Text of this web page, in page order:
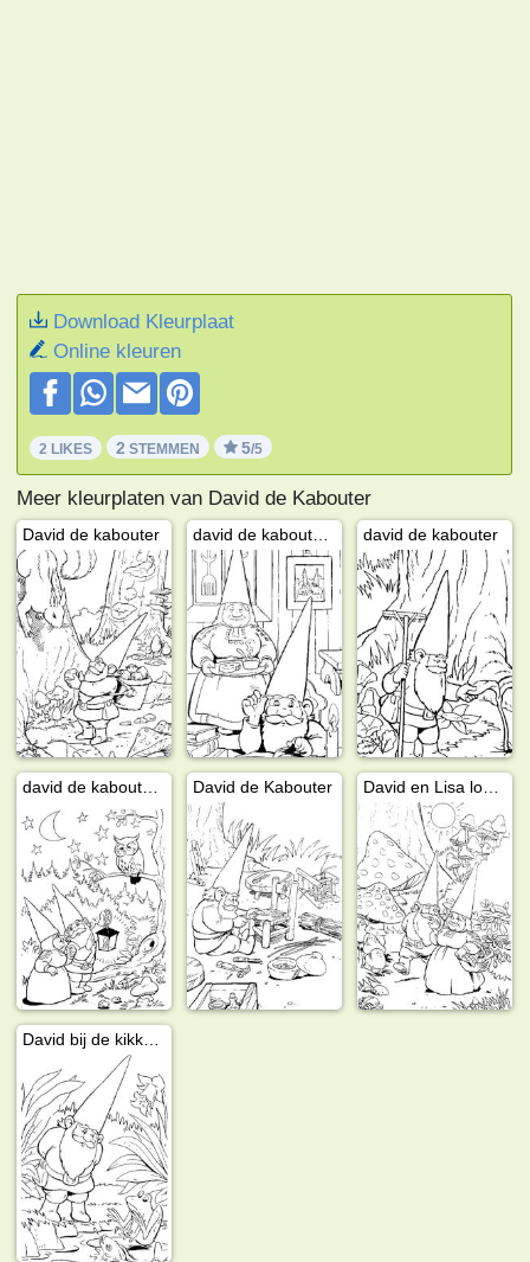
Download Kleurplaat
Online kleuren
2 LIKES 2 STEMMEN 5/5
Meer kleurplaten van David de Kabouter
David de kabouter david de kabouter
David de Kabouter